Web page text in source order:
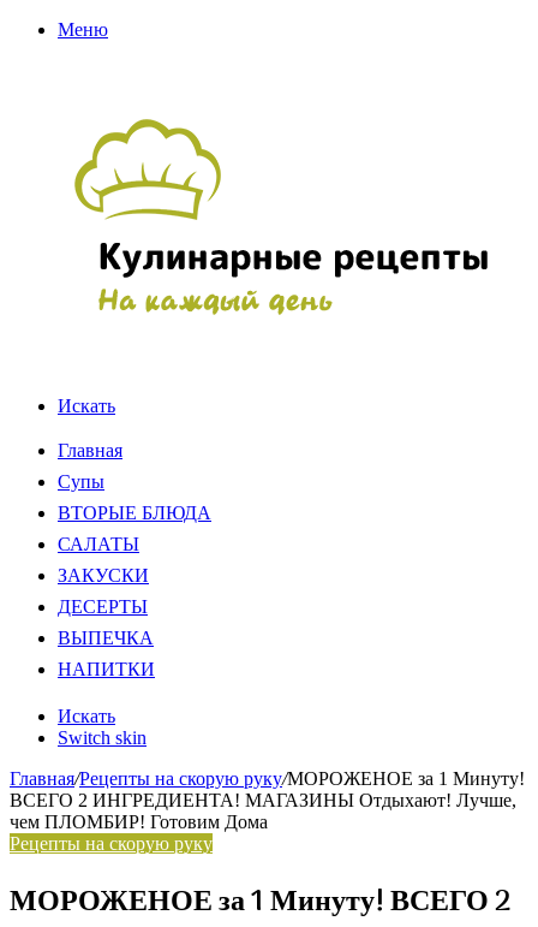
Меню
Искать
Главная
Супы
ВТОРЫЕ БЛЮДА
САЛАТЫ
ЗАКУСКИ
ДЕСЕРТЫ
ВЫПЕЧКА
НАПИТКИ
Искать
Switch skin
Главная/Рецепты на скорую руку/МОРОЖЕНОЕ за 1 Минуту!
ВСЕГО 2 ИНГРЕДИЕНТА! МАГАЗИНЫ Отдыхают! Лучше,
чем ПЛОМБИР! Готовим Дома
Рецепты на скорую руку
МОРОЖЕНОЕ за 1 Минуту! ВСЕГО 2